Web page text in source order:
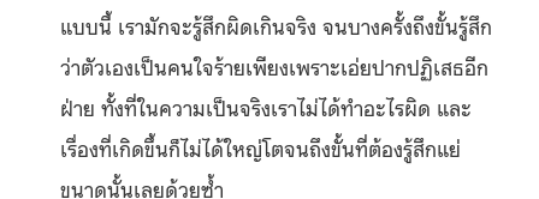
แบบนี้ เรามักจะรู้สึกผิดเกินจริง จนบางครั้งถึงขั้นรู้สึก
ว่าตัวเองเป็นคนใจร้ายเพียงเพราะเอ่ยปากปฏิเสธอีก
ฝ่าย ทั้งที่ในความเป็นจริงเราไม่ได้ทำอะไรผิด และ
เรื่องที่เกิดขึ้นก็ไม่ได้ใหญ่โตจนถึงขั้นที่ต้องรู้สึกแย่
ขนาดนั้นเลยด้วยซ้ำ